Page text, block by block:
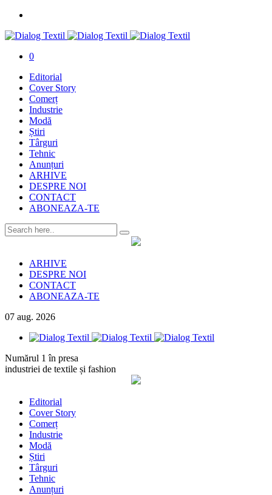
0
Editorial
Cover Story
Comerț
Industrie
Modă
Știri
Târguri
Tehnic
Anunțuri
ARHIVE
DESPRE NOI
CONTACT
ABONEAZA-TE
ARHIVE
DESPRE NOI
CONTACT
ABONEAZA-TE
07 aug. 2026
Numărul 1 în presa
industriei de textile și fashion
Editorial
Cover Story
Comerț
Industrie
Modă
Știri
Târguri
Tehnic
Anunțuri